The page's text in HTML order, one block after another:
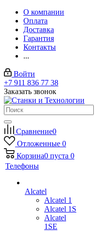
О компании
Оплата
Доставка
Гарантия
Контакты
...
Войти
+7 911 836 77 38
Заказать звонок
Сравнение0
Отложенные 0
Корзина0 пуста 0
Телефоны
Alcatel
Alcatel 1
Alcatel 1S
Alcatel
1SE